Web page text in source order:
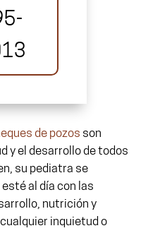
de pozos son
y el desarrollo de todos
su pediatra se
al día con las
nutrición y
inquietud o